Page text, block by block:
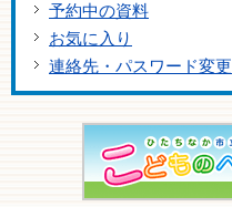
予約中の資料
お気に入り
連絡先・パスワード変更